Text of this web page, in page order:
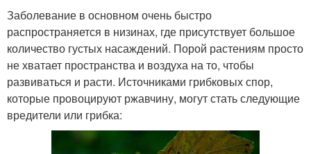
Заболевание в основном очень быстро
распространяется в низинах, где присутствует большое
количество густых насаждений. Порой растениям просто
не хватает пространства и воздуха на то, чтобы
развиваться и расти. Источниками грибковых спор,
которые провоцируют ржавчину, могут стать следующие
вредители или грибка: